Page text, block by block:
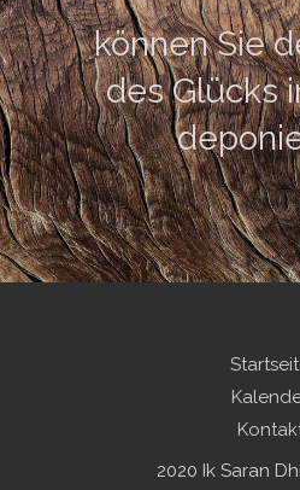
können Sie
des Glücks
2020 Ik Saran